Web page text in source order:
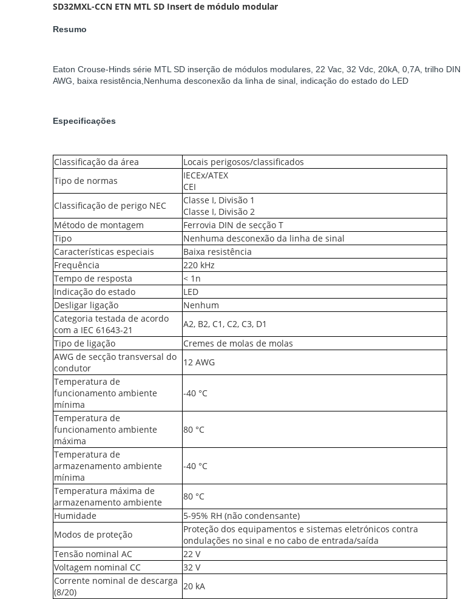
SD32MXL-CCN ETN MTL SD Insert de módulo modular
Resumo
Eaton Crouse-Hinds série MTL SD inserção de módulos modulares, 22 Vac, 32 Vdc, 20kA, 0,7A, trilho
AWG, baixa resistência,Nenhuma desconexão da linha de sinal, indicação do estado do LED
Especificações
Classificação da área
Locais perigosos/classificados
Tipo de normas
IECEx/ATEX
CEI
Classificação de perigo NEC
Classe I, Divisão 1
Classe I, Divisão 2
Método de montagem
Ferrovia DIN de secção T
Tipo
Nenhuma desconexão da linha de sinal
Características especiais
Baixa resistência
Frequência
220 kHz
Tempo de resposta
< 1n
Indicação do estado
LED
Desligar ligação
Nenhum
Categoria testada de acordo
com a IEC 61643-21
A2, B2, C1, C2, C3, D1
Tipo de ligação
Cremes de molas de molas
AWG de secção transversal do
condutor
12 AWG
Temperatura de
funcionamento ambiente
mínima
-40 °C
Temperatura de
funcionamento ambiente
máxima
80 °C
Temperatura de
armazenamento ambiente
mínima
-40 °C
Temperatura máxima de
armazenamento ambiente
80 °C
Humidade
5-95% RH (não condensante)
Modos de proteção
Proteção dos equipamentos e sistemas eletrónicos contra
ondulações no sinal e no cabo de entrada/saída
Tensão nominal AC
22 V
Voltagem nominal CC
32 V
Corrente nominal de descarga
(8/20)
20 kA